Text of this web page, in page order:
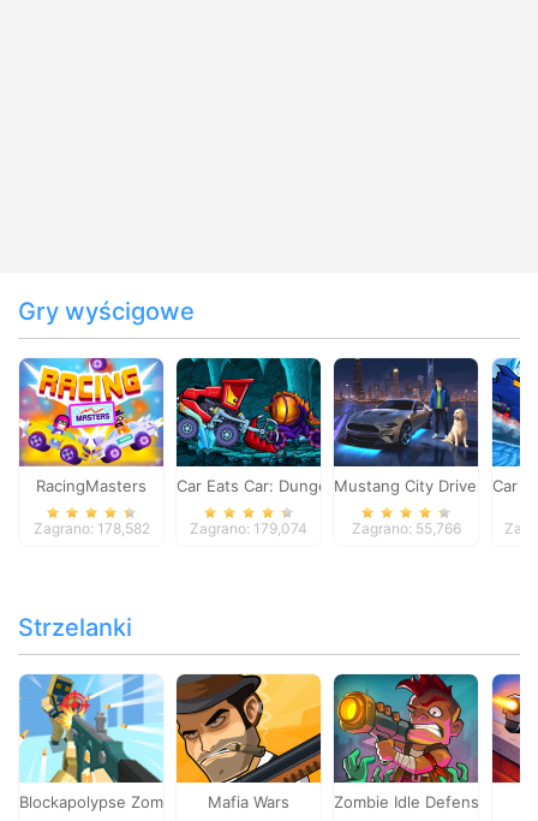
Gry wyścigowe
RacingMasters
Zagrano: 178,582
Car Eats Car: Dungeon Adventure
Zagrano: 179,074
Mustang City Driver
Zagrano: 55,766
Car
Strzelanki
Blockapolypse Zombie ShooterMafia Wars Zombie Idle Defense